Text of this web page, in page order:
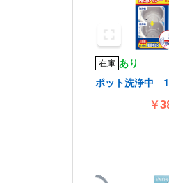
在庫 あり
ポット洗浄中
￥